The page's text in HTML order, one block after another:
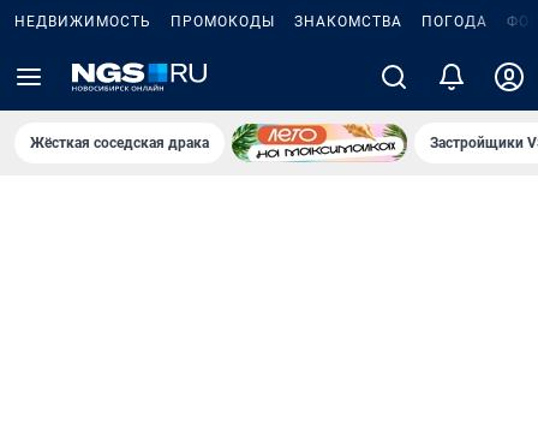
НЕДВИЖИМОСТЬ ПРОМОКОДЫ ЗНАКОМСТВА ПОГОДА
Жёсткая соседская драка Застройщики